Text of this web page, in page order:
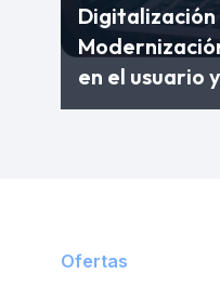
en el usuario
Ofertas